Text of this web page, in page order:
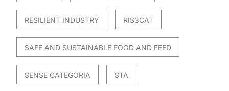
RESILIENT INDUSTRY RIS3CAT
SAFE AND SUSTAINABLE FOOD AND FEED
SENSE CATEGORIA STA